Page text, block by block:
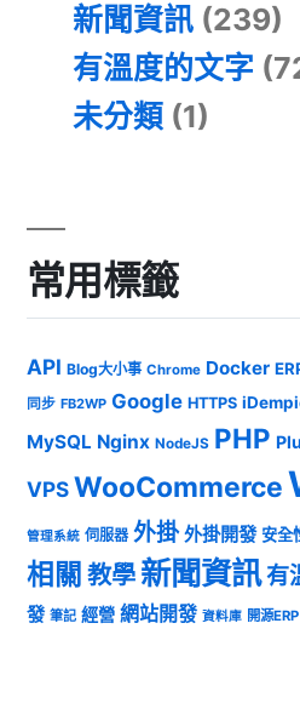
新聞資訊 (239)
有溫度的文字
未分類 (1)
常用標籤
API Blog大小事 Chrome Docker
同步 FB2WP Google HTTPS
MySQL Nginx NodeJS PHP
VPSWooCommerce
管理系統 伺服器 外掛 外掛開發 安全
相關 教學 新聞資訊有
發 筆記 經營 網站開發 資料庫 開源ERP